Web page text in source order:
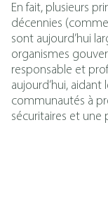
En fait, plusieurs
décennies
sont aujourd’hui
organismes
responsable et
aujourd’hui, aidant
communautés à
sécuritaires et une